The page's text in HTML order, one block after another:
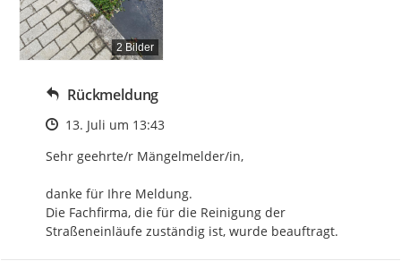
2 Bilder
Rückmeldung
Zeitpunkt des Erstellens
13. Juli um 13:43
Sehr geehrte/r Mängelmelder/in,
danke für Ihre Meldung.
Die Fachfirma, die für die Reinigung der
Straßeneinläufe zuständig ist, wurde beauftragt.